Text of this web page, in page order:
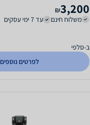
3,200
₪
משלוח חינם
עד 7 ימי עסקים
ב-סלפי
לפרטים נוספים